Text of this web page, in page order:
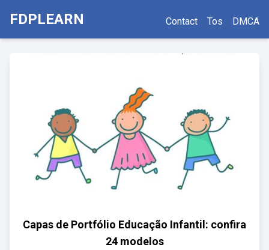
FDPLEARN Contact Tos DMCA
Capas de Portfólio Educação Infantil: confira
24 modelos